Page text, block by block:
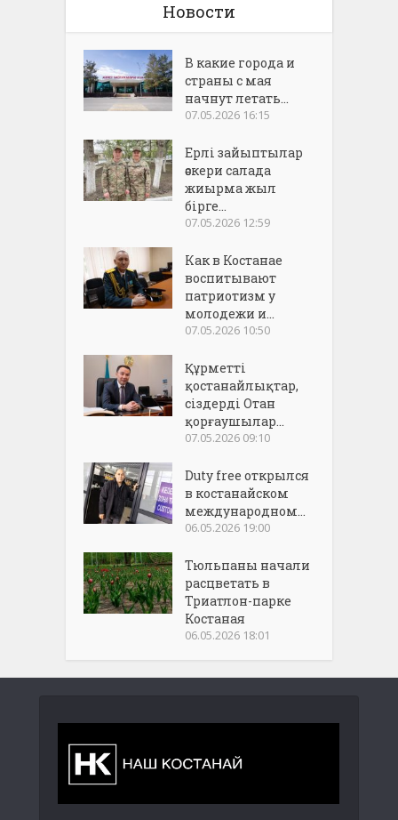
Новости
В какие города и
страны с мая
начнут летать...
07.05.2026 16:15
Ерлі зайыптылар
әскери салада
жиырма жыл
бірге...
07.05.2026 12:59
Как в Костанае
воспитывают
патриотизм у
молодежи и...
07.05.2026 10:50
Құрметті
қостанайлықтар,
сіздерді Отан
қорғаушылар...
07.05.2026 09:10
Duty free открылся
в костанайском
международном...
06.05.2026 19:00
Тюльпаны начали
расцветать в
Триатлон-парке
Костаная
06.05.2026 18:01